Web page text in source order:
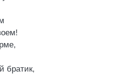
братик,